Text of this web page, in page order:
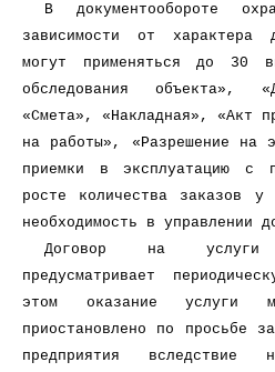
В документообороте
зависимости от характера
могут применяться до 30
обследования объекта»,
«Смета», «Накладная», «Акт
на работы», «Разрешение на
приемки в эксплуатацию с
росте количества заказов у
необходимость в управлении
Договор на услуги
предусматривает
этом оказание услуги
приостановлено по просьбе
предприятия вследствие